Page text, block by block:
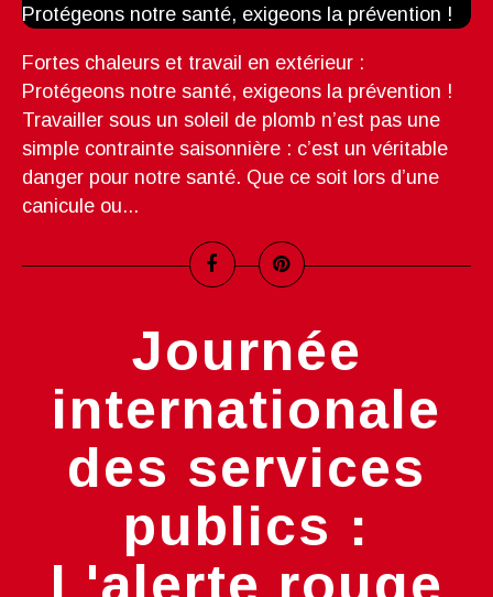
Fortes chaleurs et travail en extérieur :
Protégeons notre santé, exigeons la prévention !
Travailler sous un soleil de plomb n’est pas une
simple contrainte saisonnière : c’est un véritable
danger pour notre santé. Que ce soit lors d’une
canicule ou...
Journée
internationale
des services
publics :